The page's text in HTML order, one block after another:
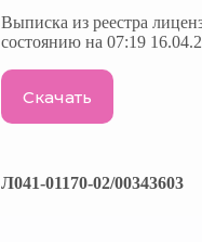
Выписка из реестра
состоянию на 07:19
Скачать
Л041-01170-02/00343603